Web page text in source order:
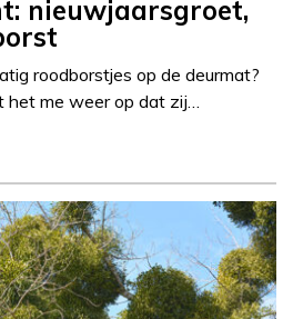
nieuwjaarsgroet,
roodborstjes op de deurmat?
het me weer op dat zij…